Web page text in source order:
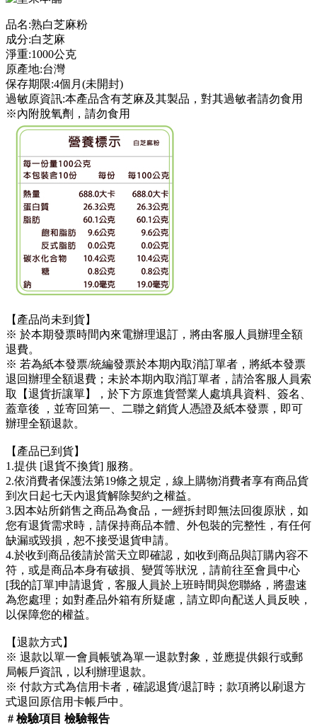
品名:熟白芝麻粉
成分:白芝麻
淨重:1000公克
原產地:台灣
保存期限:4個月(未開封)
過敏原資訊:本產品含有芝麻及其製品，對其過敏者請勿食用
※內附脫氧劑，請勿食用
【產品尚未到貨】
※ 於本期發票時間內來電辦理退訂，將由客服人員辦理全額
退費。
※ 若為紙本發票/統編發票於本期內取消訂單者，將紙本發票
退回辦理全額退費；未於本期內取消訂單者，請洽客服人員索
取【退貨折讓單】，於下方原進貨營業人處填具資料、簽名、
蓋章後 ，並寄回第一、二聯之銷貨人憑證及紙本發票，即可
辦理全額退款。
【產品已到貨】
1.提供 [退貨不換貨] 服務。
2.依消費者保護法第19條之規定，線上購物消費者享有商品貨
到次日起七天內退貨解除契約之權益。
3.因本站所銷售之商品為食品，一經拆封即無法回復原狀，如
您有退貨需求時，請保持商品本體、外包裝的完整性，有任何
缺漏或毀損，恕不接受退貨申請。
4.於收到商品後請於當天立即確認，如收到商品與訂購內容不
符，或是商品本身有破損、變質等狀況，請前往至會員中心
[我的訂單]申請退貨，客服人員於上班時間與您聯絡，將盡速
為您處理；如對產品外箱有所疑慮，請立即向配送人員反映，
以保障您的權益。
【退款方式】
※ 退款以單一會員帳號為單一退款對象，並應提供銀行或郵
局帳戶資訊，以利辦理退款。
※ 付款方式為信用卡者，確認退貨/退訂時；款項將以刷退方
式退回原信用卡帳戶中。
# 檢驗項目 檢驗報告